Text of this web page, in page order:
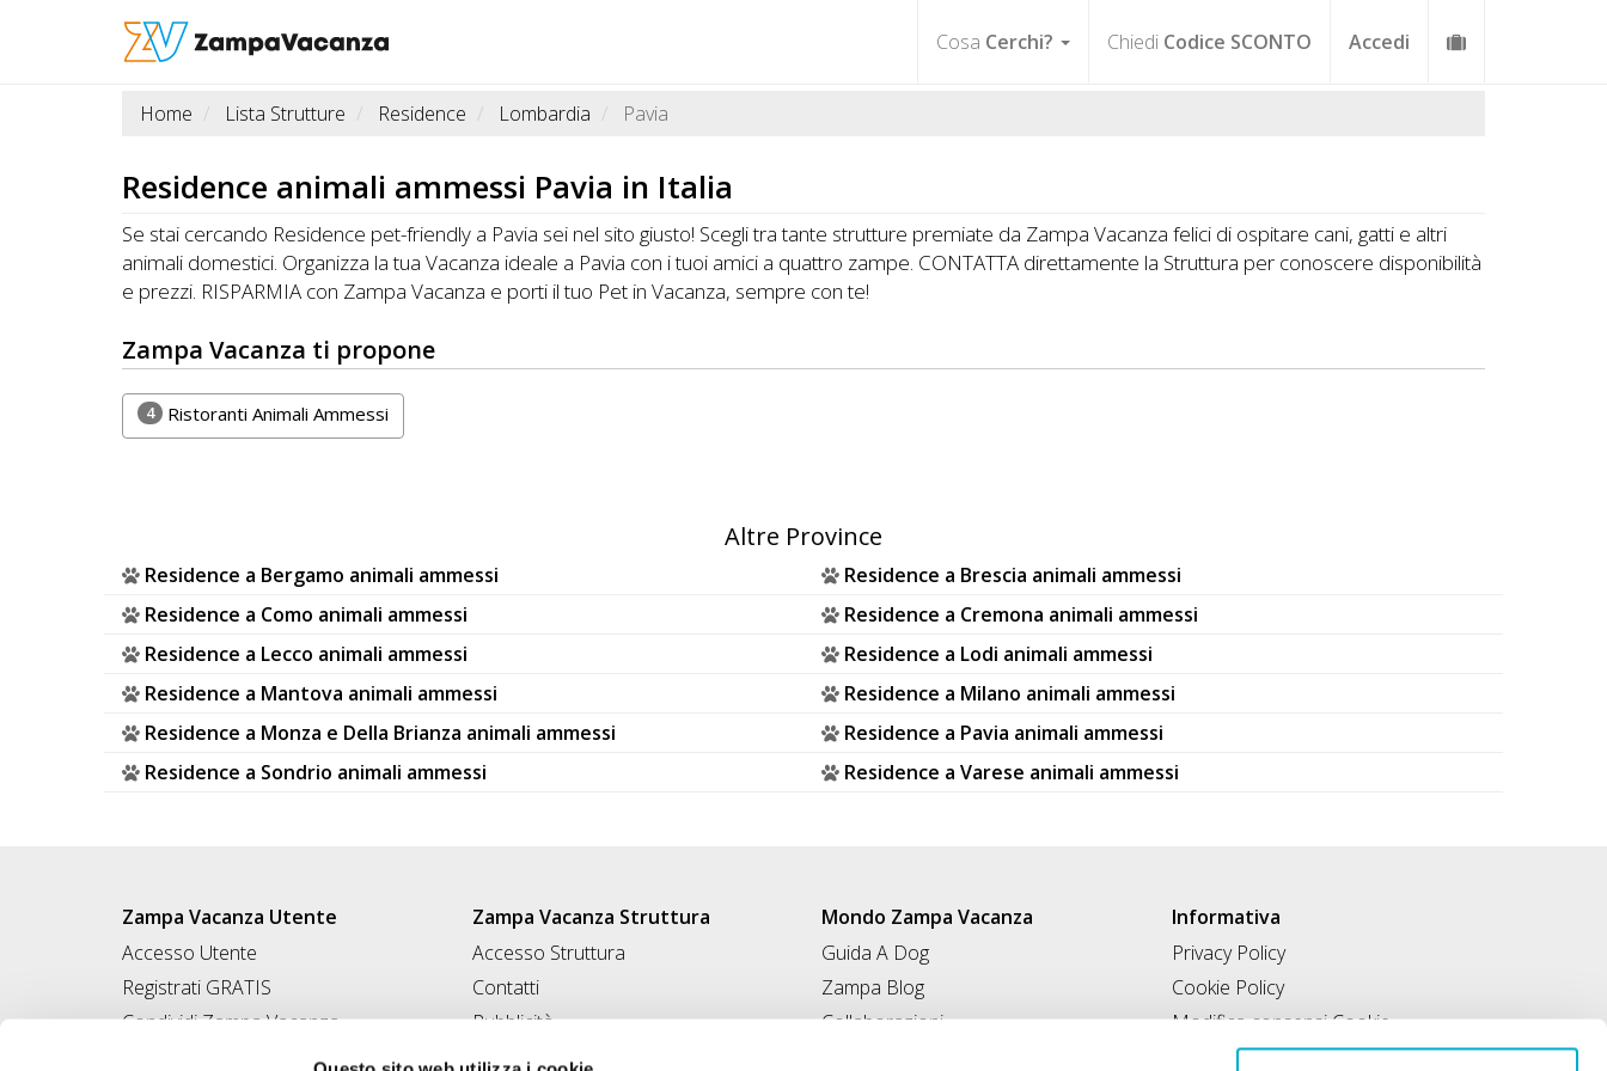
Cosa Cerchi? Chiedi Codice SCONTO Accedi
STRUTTURE
LUOGHI
SCONTO
Video
Tutorial
Home Lista Strutture Residence Lombardia Pavia
Residence animali ammessi Pavia in Italia
Se stai cercando Residence pet-friendly a Pavia sei nel sito giusto! Scegli tra tante strutture premiate da Zampa Vacanza felici di ospitare cani, gatti e altri
animali domestici. Organizza la tua Vacanza ideale a Pavia con i tuoi amici a quattro zampe. CONTATTA direttamente la Struttura per conoscere disponibilità
e prezzi. RISPARMIA con Zampa Vacanza e porti il tuo Pet in Vacanza, sempre con te!
Zampa Vacanza ti propone
4 Ristoranti Animali Ammessi
Altre Province
Residence a Bergamo animali ammessi
Residence a Brescia animali ammessi
Residence a Como animali ammessi
Residence a Cremona animali ammessi
Residence a Lecco animali ammessi
Residence a Lodi animali ammessi
Residence a Mantova animali ammessi
Residence a Milano animali ammessi
Residence a Monza e Della Brianza animali ammessi
Residence a Pavia animali ammessi
Residence a Sondrio animali ammessi
Residence a Varese animali ammessi
Zampa Vacanza Utente
Accesso Utente
Registrati GRATIS
Condividi Zampa Vacanza
Campagna Contro l'Abbandono
Zampa Vacanza Struttura
Accesso Struttura
Contatti
Pubblicità
Iscrivi Struttura
Mondo Zampa Vacanza
Guida A Dog
Zampa Blog
Collaborazioni
Informativa
Privacy Policy
Cookie Policy
Modifica consensi Cookie
Condizioni di utilizzo